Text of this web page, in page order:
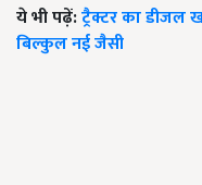
ये भी पढ़ें:ट्रैक्टर का डीजल
बिल्कुल नई जैसी